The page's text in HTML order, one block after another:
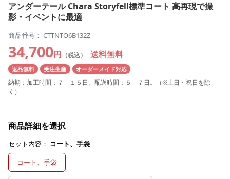
アンダーテール Chara Storyfell標準コート 高再現で撮
影・イベントに最適
商品番号： CTTNTO6B132Z
34,700円 （税込） 送料無料
返品無料 受注生産 オーダーメイド対応
納期：加工時間：７－１５日、配送時間：５－７日。（※土日・祝日を除
く）
商品詳細を選択
セット内容： コート、手袋
コート、手袋